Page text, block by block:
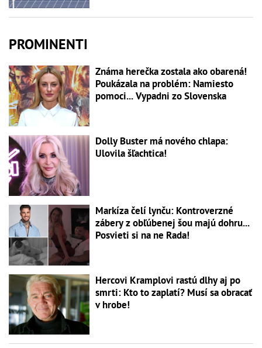
PROMINENTI
Známa herečka zostala ako obarená!
Poukázala na problém: Namiesto
pomoci... Vypadni zo Slovenska
Dolly Buster má nového chlapa:
Ulovila šľachtica!
Markíza čelí lynču: Kontroverzné
zábery z obľúbenej šou majú dohru...
Posvieti si na ne Rada!
Hercovi Kramplovi rastú dlhy aj po
smrti: Kto to zaplatí? Musí sa obracať
v hrobe!